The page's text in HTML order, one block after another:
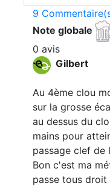
9
Note globale
0 avis
Gilbert
Au 4ème clou
sur la grosse
au dessus du
mains pour
passage clef de
Bon c'est ma
passe tous droit